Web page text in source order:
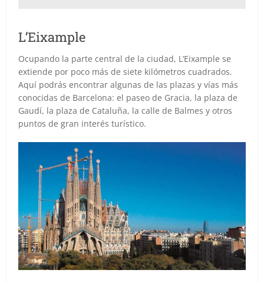
L’Eixample
Ocupando la parte central de la ciudad, L’Eixample se
extiende por poco más de siete kilómetros cuadrados.
Aquí podrás encontrar algunas de las plazas y vías más
conocidas de Barcelona: el paseo de Gracia, la plaza de
Gaudí, la plaza de Cataluña, la calle de Balmes y otros
puntos de gran interés turístico.